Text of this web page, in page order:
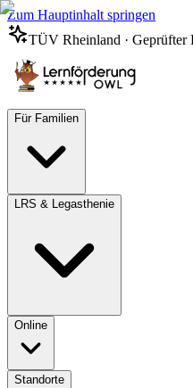
Zum Hauptinhalt springen
TÜV Rheinland · Geprüfter
Für Familien
LRS & Legasthenie
Online
Standorte